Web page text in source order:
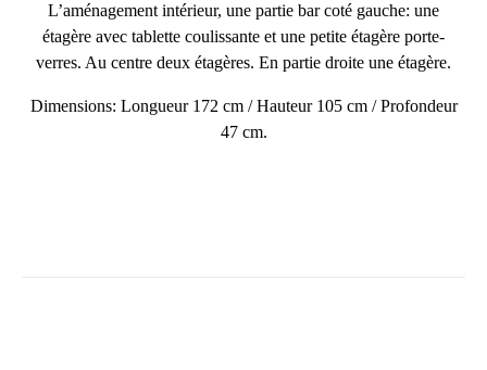
L’aménagement intérieur, une partie bar coté gauche: une
étagère avec tablette coulissante et une petite étagère porte-
verres. Au centre deux étagères. En partie droite une étagère.
Dimensions: Longueur 172 cm / Hauteur 105 cm / Profondeur
47 cm.